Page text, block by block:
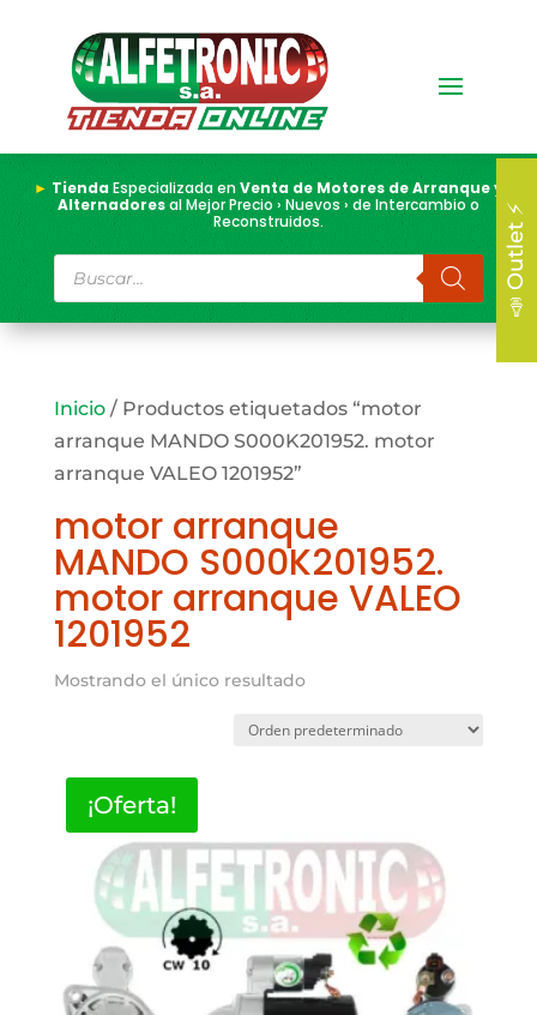
► TiendaEspecializada enVenta de Motores de Arranque y
Alternadoresal Mejor Precio › Nuevos › de Intercambio o
Reconstruidos.
Búsqueda
de
productos
Inicio/ Productos etiquetados “motor
arranque MANDO S000K201952. motor
arranque VALEO 1201952”
motor arranque
MANDO S000K201952.
motor arranque VALEO
1201952
Mostrando el único resultado
¡Oferta!
📣 Outlet ⚡